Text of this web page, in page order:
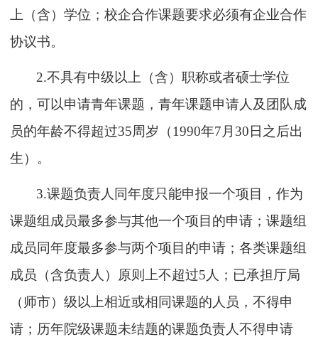
上（含）学位 ；校企合作课题要求必须有企业合作
协议书。
2.不具有中级以上（含）职称或者硕士学位
的，可以申请青年课题，青年课题申请人 及团队成
员的年龄不得超过35周岁（1990年7 月 30日 之后出
生）。
3.课题负责人同年度只能申报一个项目，作为
课题组成员最多参与其他一个项目的申请；课题组
成员同年度最多参与两个项目的申请；各类课题组
成员
（含负责人） 原则上不超过5 人；已承担厅局
（ 师市）级以上相近或相同课题的人员，不得申
请 ； 历年院级课题未结题的课题负责人不得申请